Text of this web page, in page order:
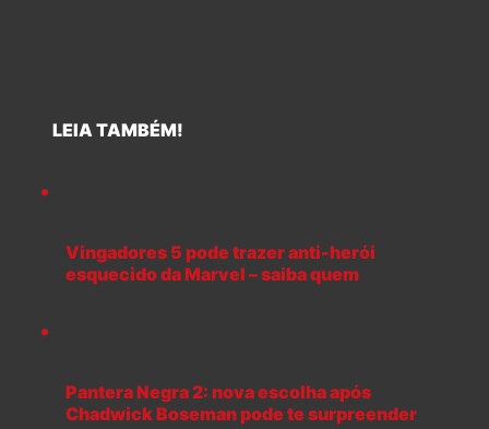
LEIA TAMBÉM!
Vingadores 5 pode trazer anti-herói
esquecido da Marvel – saiba quem
Pantera Negra 2: nova escolha após
Chadwick Boseman pode te surpreender